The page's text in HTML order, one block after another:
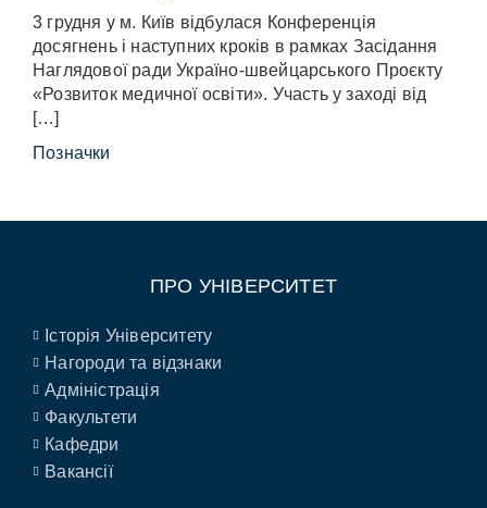
3 грудня у м. Київ відбулася Конференція
досягнень і наступних кроків в рамках Засідання
Наглядової ради Україно-швейцарського Проєкту
«Розвиток медичної освіти». Участь у заході від
[…]
Позначки
ПРО УНІВЕРСИТЕТ
Історія Університету
Нагороди та відзнаки
Адміністрація
Факультети
Кафедри
Вакансії